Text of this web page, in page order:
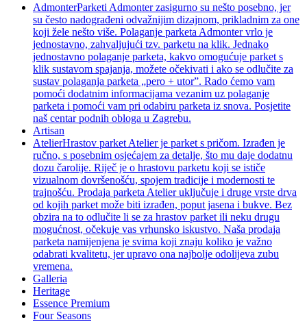
AdmonterParketi Admonter zasigurno su nešto posebno, jer
su često nadograđeni odvažnijim dizajnom, prikladnim za one
koji žele nešto više. Polaganje parketa Admonter vrlo je
jednostavno, zahvaljujući tzv. parketu na klik. Jednako
jednostavno polaganje parketa, kakvo omogućuje parket s
klik sustavom spajanja, možete očekivati i ako se odlučite za
sustav polaganja parketa „pero + utor”. Rado ćemo vam
pomoći dodatnim informacijama vezanim uz polaganje
parketa i pomoći vam pri odabiru parketa iz snova. Posjetite
naš centar podnih obloga u Zagrebu.
Artisan
AtelierHrastov parket Atelier je parket s pričom. Izrađen je
ručno, s posebnim osjećajem za detalje, što mu daje dodatnu
dozu čarolije. Riječ je o hrastovu parketu koji se ističe
vizualnom dovršenošću, spojem tradicije i modernosti te
trajnošću. Prodaja parketa Atelier uključuje i druge vrste drva
od kojih parket može biti izrađen, poput jasena i bukve. Bez
obzira na to odlučite li se za hrastov parket ili neku drugu
mogućnost, očekuje vas vrhunsko iskustvo. Naša prodaja
parketa namijenjena je svima koji znaju koliko je važno
odabrati kvalitetu, jer upravo ona najbolje odolijeva zubu
vremena.
Galleria
Heritage
Essence Premium
Four Seasons